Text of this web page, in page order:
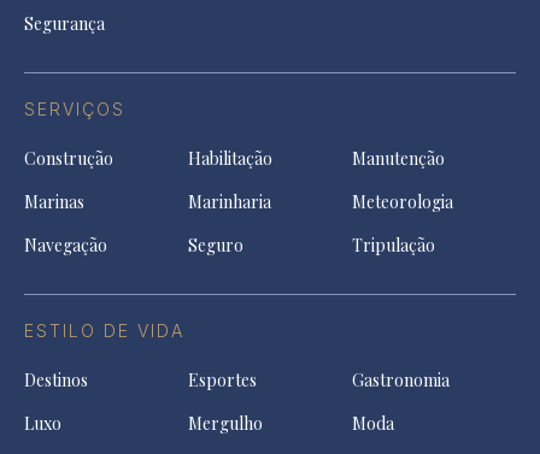
Segurança
SERVIÇOS
Construção Habilitação
Manutenção
Marinas
Marinharia
Meteorologia
Navegação
Seguro Tripulação
ESTILO DE VIDA
Destinos Esportes
Gastronomia
Luxo
Mergulho
Moda